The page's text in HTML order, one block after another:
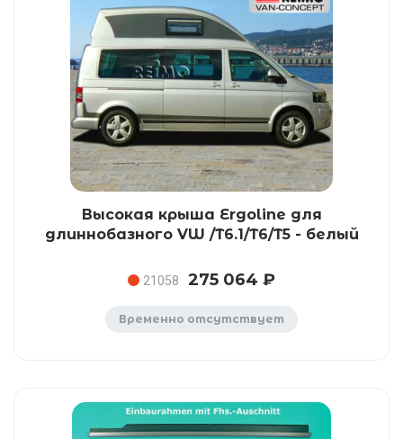
Высокая крыша Ergoline для
длиннобазного VW /T6.1/T6/T5 - белый
21058 275 064 ₽
Временно отсутствует